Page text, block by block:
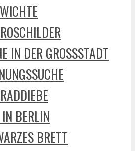
IN DER GROSSSTADT
BERLIN
BRETT